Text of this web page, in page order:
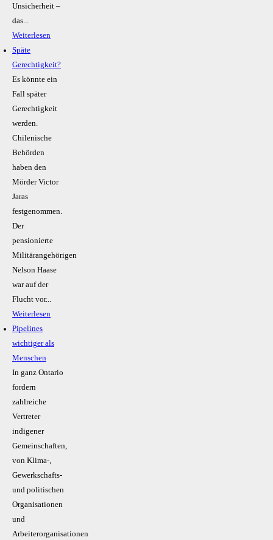
Unsicherheit –
das...
Weiterlesen
Späte
Gerechtigkeit?
Es könnte ein
Fall später
Gerechtigkeit
werden.
Chilenische
Behörden
haben den
Mörder Victor
Jaras
festgenommen.
Der
pensionierte
Militärangehörigen
Nelson Haase
war auf der
Flucht vor...
Weiterlesen
Pipelines
wichtiger als
Menschen
In ganz Ontario
fordern
zahlreiche
Vertreter
indigener
Gemeinschaften,
von Klima-,
Gewerkschafts-
und politischen
Organisationen
und
Arbeiterorganisationen